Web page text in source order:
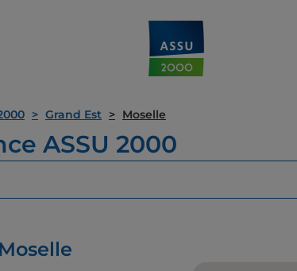
Grand Est Moselle
ASSU 2000